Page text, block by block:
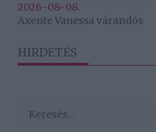
2026-08-08.
Axente Vanessa várandós
HIRDETÉS